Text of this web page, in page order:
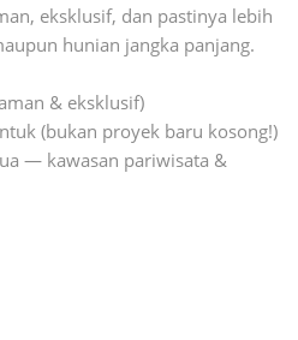
eksklusif, dan pastinya lebih
hunian jangka panjang.
& eksklusif)
(bukan proyek baru kosong!)
— kawasan pariwisata &